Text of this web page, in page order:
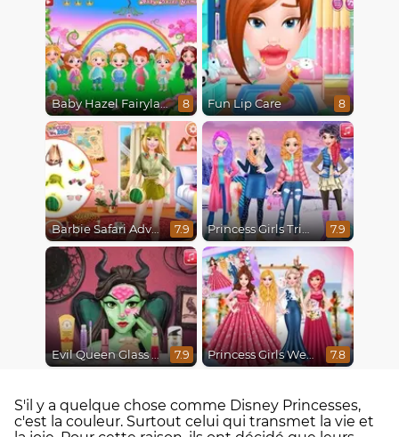
Baby Hazel Fairyland Ballet 8 Fun Lip Care 8
Barbie Safari Adventure 7.9 Princess Girls Trip To Aspen 7.9
Evil Queen Glass Skin Routine #Influencer 7.9 Princess Girls Wedding Trip 7.8
S'il y a quelque chose comme Disney Princesses,
c'est la couleur. Surtout celui qui transmet la vie et